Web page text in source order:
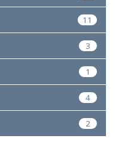
11
3
1
4
2